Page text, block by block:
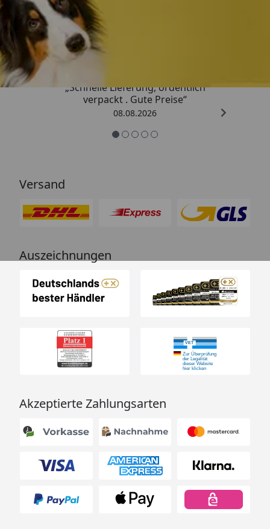
Trusted Shops
„Schnelle Lieferung, ordentlich
verpackt . Gute Preise“
08.08.2026
Versand
Auszeichnungen
Akzeptierte Zahlungsarten